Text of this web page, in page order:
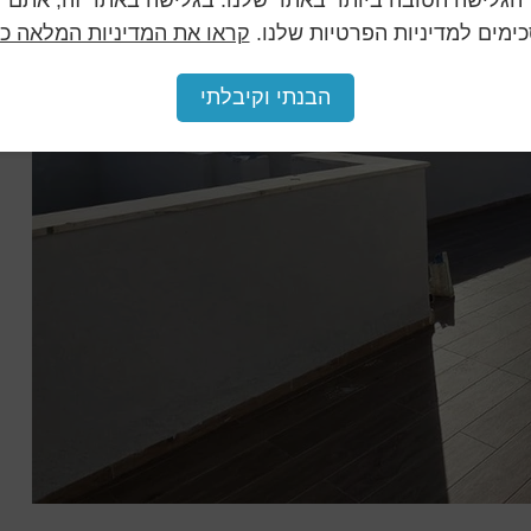
למדיניות הפרטיות שלנו. קראו את המדיניות המלאה
הבנתי וקיבלתי